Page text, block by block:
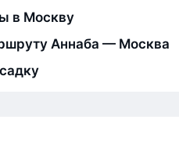
в Москву
Аннаба — Москва